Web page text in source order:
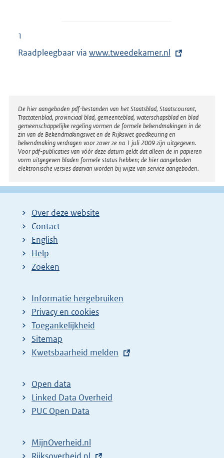
1
Raadpleegbaar via E
r
n
e
l
i
n
k
www.tweedekamer.nl
Disclaimer
De hier aangeboden pdf-bestanden van het Staatsblad, Staatscourant,
Tractatenblad, provinciaal blad, gemeenteblad, waterschapsblad en blad
gemeenschappelijke regeling vormen de formele bekendmakingen in de
zin van de Bekendmakingswet en de Rijkswet goedkeuring en
bekendmaking verdragen voor zover ze na 1 juli 2009 zijn uitgegeven.
Voor pdf-publicaties van vóór deze datum geldt dat alleen de in papieren
vorm uitgegeven bladen formele status hebben; de hier aangeboden
elektronische versies daarvan worden bij wijze van service aangeboden.
Over deze website
Contact
English
Help
Zoeken
Informatie hergebruiken
Privacy en cookies
Toegankelijkheid
Sitemap
E
t
e
r
l
Kwetsbaarheid melden
Open data
Linked Data Overheid
PUC Open Data
MijnOverheid.nl